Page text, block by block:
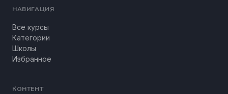
НАВИГАЦИЯ
Все курсы
Категории
Школы
Избранное
КОНТЕНТ